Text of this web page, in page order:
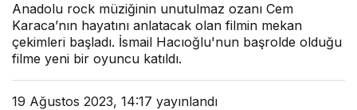
Anadolu rock müziğinin unutulmaz ozanı Cem
Karaca’nın hayatını anlatacak olan filmin mekan
çekimleri başladı. İsmail Hacıoğlu'nun başrolde olduğu
filme yeni bir oyuncu katıldı.
19 Ağustos 2023, 14:17 yayınlandı